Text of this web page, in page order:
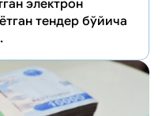
электрон
тендер бўйича